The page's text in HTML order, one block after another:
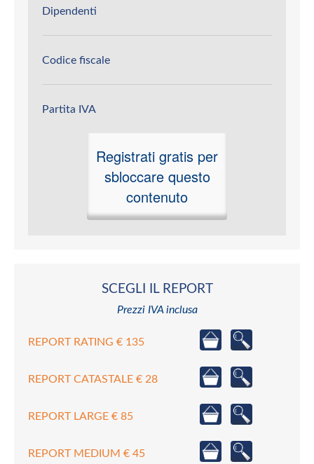
Dipendenti
Codice fiscale
Partita IVA
Registrati gratis per
sbloccare questo
contenuto
SCEGLI IL REPORT
Prezzi IVA inclusa
REPORT RATING € 135
REPORT CATASTALE € 28
REPORT LARGE € 85
REPORT MEDIUM € 45